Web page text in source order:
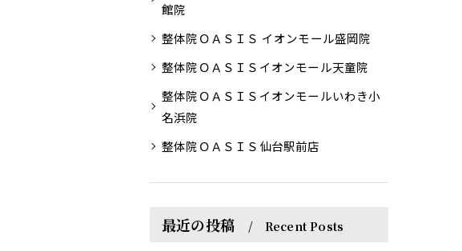
館院
整体院ＯＡＳＩＳ イオンモール盛岡院
整体院ＯＡＳＩＳイオンモール天童院
整体院ＯＡＳＩＳイオンモールいわき小
名浜院
整体院ＯＡＳＩＳ仙台駅前店
最近の投稿 Recent Posts